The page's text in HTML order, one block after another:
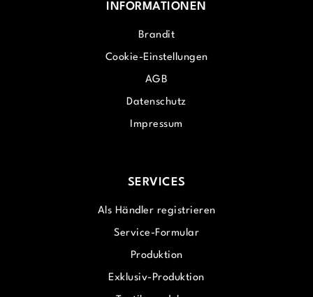
INFORMATIONEN
Brandit
Cookie-Einstellungen
AGB
Datenschutz
Impressum
SERVICES
Als Händler registrieren
Service-Formular
Produktion
Exklusiv-Produktion